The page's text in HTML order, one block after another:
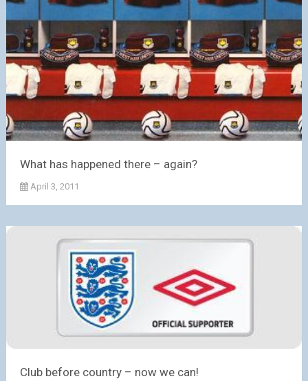
What has happened there – again?
April 3, 2011
Club before country – now we can!